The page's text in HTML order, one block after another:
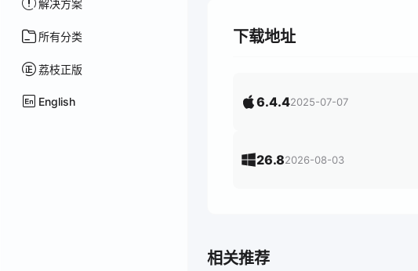
解决方案
所有分类
荔枝正版
English
下载地址
6.4.42025-07-07
26.82026-08-03
相关推荐